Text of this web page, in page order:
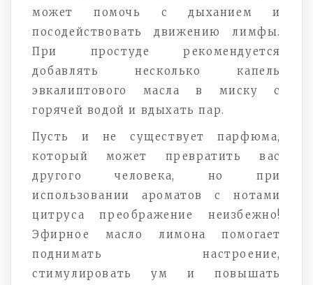
может помочь с дыханием и
посодействовать движению лимфы.
При простуде рекомендуется
добавлять несколько капель
эвкалиптового масла в миску с
горячей водой и вдыхать пар.
Пусть и не существует парфюма,
который может превратить вас
другого человека, но при
использовании ароматов с нотами
цитруса преображение неизбежно!
Эфирное масло лимона помогает
поднимать настроение,
стимулировать ум и повышать